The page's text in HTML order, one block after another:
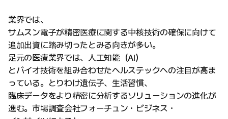
業界では、
サムスン電子が精密医療に関する中核技術の確保に向けて
追加出資に踏み切ったとみる向きが多い。
足元の医療業界では、人工知能（AI）
とバイオ技術を組み合わせたヘルステックへの注目が高ま
っている。とりわけ遺伝子、生活習慣、
臨床データをより精密に分析するソリューションの進化が
進む。市場調査会社フォーチュン・ビジネス・